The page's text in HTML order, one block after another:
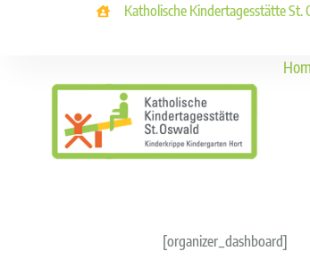
Katholische Kindertagesstätte
[organizer_dashboard]